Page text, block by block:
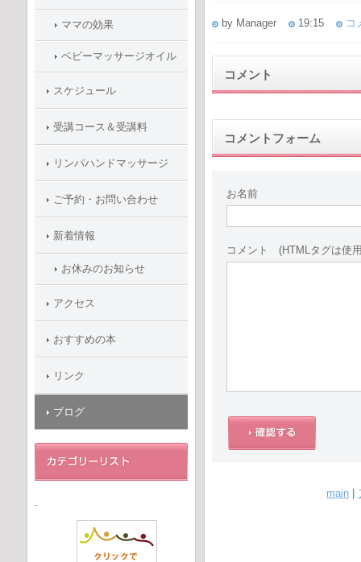
by Manager 19:15 コ
コメント
コメントフォーム
お名前
コメント (HTMLタグは使
main
ママの効果
ベビーマッサージオイル
スケジュール
受講コース＆受講料
リンパハンドマッサージ
ご予約・お問い合わせ
新着情報
お休みのお知らせ
アクセス
おすすめの本
リンク
ブログ